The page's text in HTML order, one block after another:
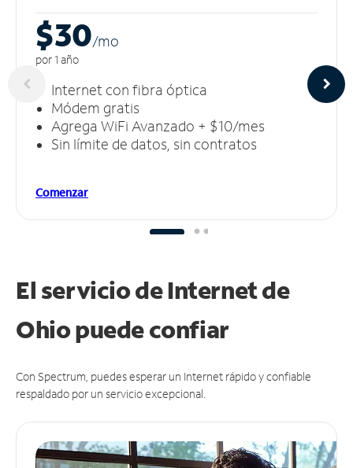
$30/mo
por 1 año
Internet con fibra óptica
Módem gratis
Agrega WiFi Avanzado + $10/mes
Sin límite de datos, sin contratos
Comenzar
El servicio de Internet de
Ohio puedeconfiar
Con Spectrum, puedes esperar un Internet rápido y confiable
respaldado por un servicio excepcional.